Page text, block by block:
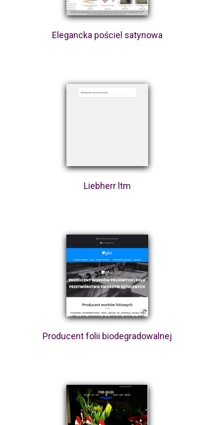
Elegancka pościel satynowa
Liebherr ltm
Producent folii biodegradowalnej